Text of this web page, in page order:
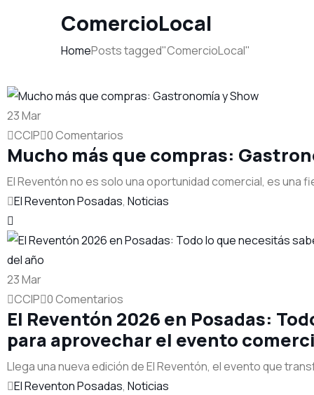
ComercioLocal
HomePosts tagged"ComercioLocal"
23Mar
CCIP 0 Comentarios
Mucho más que compras:
El Reventón no es solo una oportunidad comercial, es una
El Reventon Posadas, Noticias
23Mar
CCIP 0 Comentarios
El Reventón 2026 en Posadas:
para aprovechar el evento
Llega una nueva edición de El Reventón, el evento que
El Reventon Posadas, Noticias